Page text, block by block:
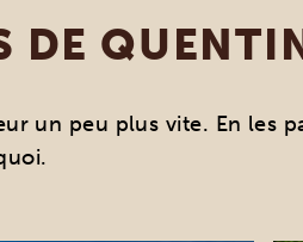
DE
un peu plus vite. En les